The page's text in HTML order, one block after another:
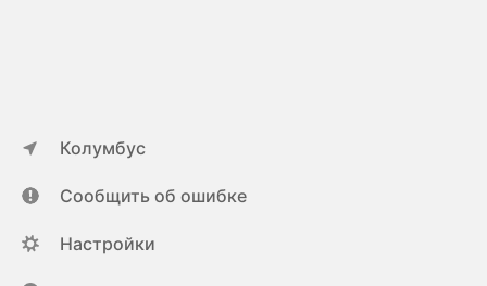
Колумбус
Сообщить об ошибке
Настройки